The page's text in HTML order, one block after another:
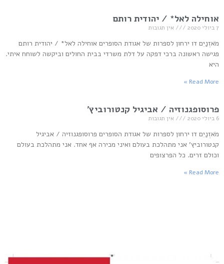
אוחילה לאל* / יהודית רותם
7 ביולי 2020 אין תגובות
מֹאזְנַיִם דו ירחון לספרות של אגודת הסופרים אוחילה לאל* / יהודית רותם
פגישה ראשונה ברכי דפקה על דלת משרדי בבית החולים וביקשה לשוחח איתי.
היא
Read More »
פרוסופגנוזיה / אביגיל קנטורוביץ'
6 ביולי 2020 אין תגובות
מֹאזְנַיִם דו ירחון לספרות של אגודת הסופרים פרוסופגנוזיה / אביגיל
קנטורוביץ' אני מתהלכת בעולם ואיני מכירה אף אחד. אני מתהלכת בעולם
וכולם זרים. כל הפרצופים
Read More »